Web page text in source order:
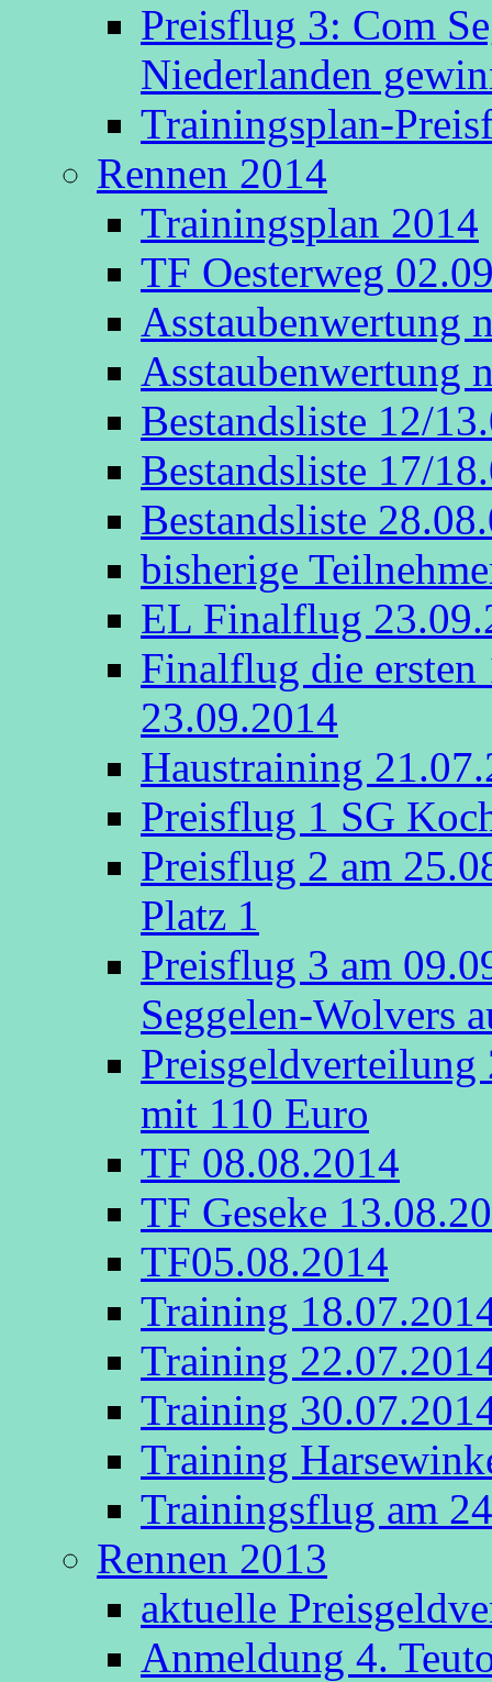
Preisflug 3: Com
Niederlanden
Trainingsplan-
Rennen 2014
Trainingsplan 2014
TF Oesterweg
Asstaubenwertung
Asstaubenwertung
Bestandsliste 12/
Bestandsliste 17/
Bestandsliste
bisherige
EL Finalflug
Finalflug die ersten
23.09.2014
Haustraining
Preisflug 1 SG
Preisflug 2 am
Platz 1
Preisflug 3 am
Seggelen-Wolvers
Preisgeldverteilung
mit 110 Euro
TF 08.08.2014
TF Geseke
TF05.08.2014
Training
Training
Training
Training
Trainingsflug am
Rennen 2013
aktuelle
Anmeldung 4.